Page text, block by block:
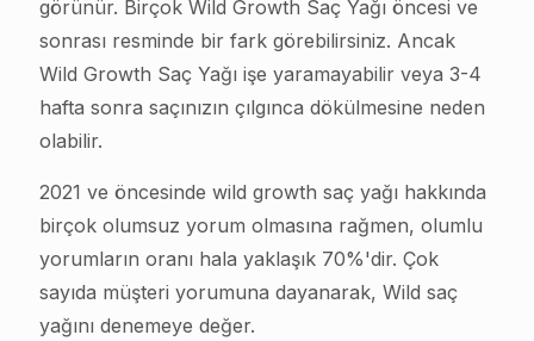
görünür. Birçok Wild Growth Saç Yağı öncesi ve
sonrası resminde bir fark görebilirsiniz. Ancak
Wild Growth Saç Yağı işe yaramayabilir veya 3-4
hafta sonra saçınızın çılgınca dökülmesine neden
olabilir.
2021 ve öncesinde wild growth saç yağı hakkında
birçok olumsuz yorum olmasına rağmen, olumlu
yorumların oranı hala yaklaşık 70%'dir. Çok
sayıda müşteri yorumuna dayanarak, Wild saç
yağını denemeye değer.